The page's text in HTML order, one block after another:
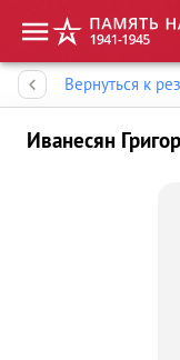
Вернуться к
Иванесян
Память народа